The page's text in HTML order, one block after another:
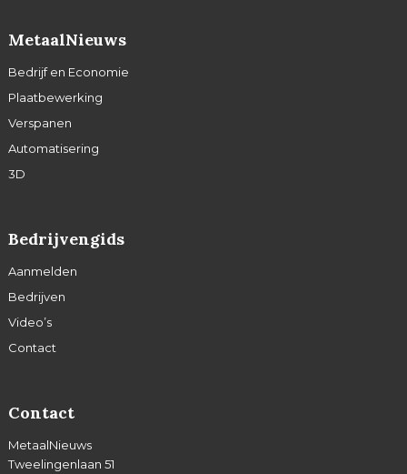
MetaalNieuws
Bedrijf en Economie
Plaatbewerking
Verspanen
Automatisering
3D
Bedrijvengids
Aanmelden
Bedrijven
Video’s
Contact
Contact
MetaalNieuws
Tweelingenlaan 51